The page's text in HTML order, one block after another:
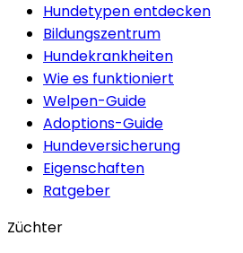
Hundetypen entdecken
Bildungszentrum
Hundekrankheiten
Wie es funktioniert
Welpen-Guide
Adoptions-Guide
Hundeversicherung
Eigenschaften
Ratgeber
Züchter